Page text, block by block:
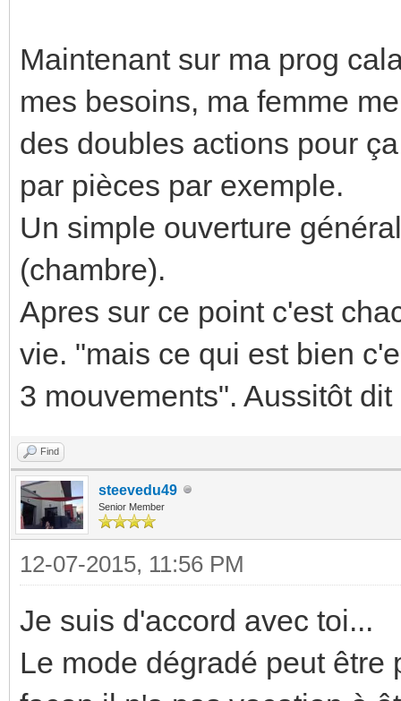
Maintenant sur ma prog
mes besoins, ma femme
des doubles actions pour
par pièces par exemple.
Un simple ouverture
(chambre).
Apres sur ce point c'est
vie. "mais ce qui est bien
3 mouvements". Aussitôt
Find
steevedu49
Senior Member
12-07-2015, 11:56 PM
Je suis d'accord avec toi...
Le mode dégradé peut être